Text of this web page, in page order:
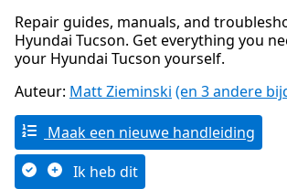
Repair guides, manuals, and
Hyundai Tucson. Get everything you
your Hyundai Tucson yourself.
Auteur: Matt Zieminski (en 3 andere
Maak een nieuwe handleiding
Ik heb dit